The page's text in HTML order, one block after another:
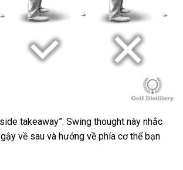
takeaway”. Swing thought này nhắc
về sau và hướng về phía cơ thể bạn